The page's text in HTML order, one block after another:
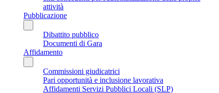
attività
Pubblicazione
Dibattito pubblico
Documenti di Gara
Affidamento
Commissioni giudicatrici
Pari opportunità e inclusione lavorativa
Affidamenti Servizi Pubblici Locali (SLP)